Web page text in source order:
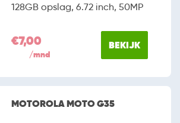
128GB opslag, 6.72 inch, 50MP
€7,00
/mnd
BEKIJK
MOTOROLA MOTO G35